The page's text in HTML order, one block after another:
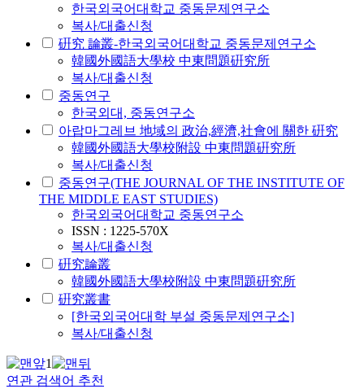
한국외국어대학교 중동문제연구소
복사/대출신청
硏究 論叢-한국외국어대학교 중동문제연구소
韓國外國語大學校 中東問題硏究所
복사/대출신청
중동연구
한국외대, 중동연구소
아랍마그레브 地域의 政治,經濟,社會에 關한 硏究
韓國外國語大學校附設 中東問題硏究所
복사/대출신청
중동연구(THE JOURNAL OF THE INSTITUTE OF
THE MIDDLE EAST STUDIES)
한국외국어대학교 중동연구소
ISSN : 1225-570X
복사/대출신청
硏究論叢
韓國外國語大學校附設 中東問題硏究所
硏究叢書
[한국외국어대학 부설 중동문제연구소]
복사/대출신청
1
연관 검색어 추천